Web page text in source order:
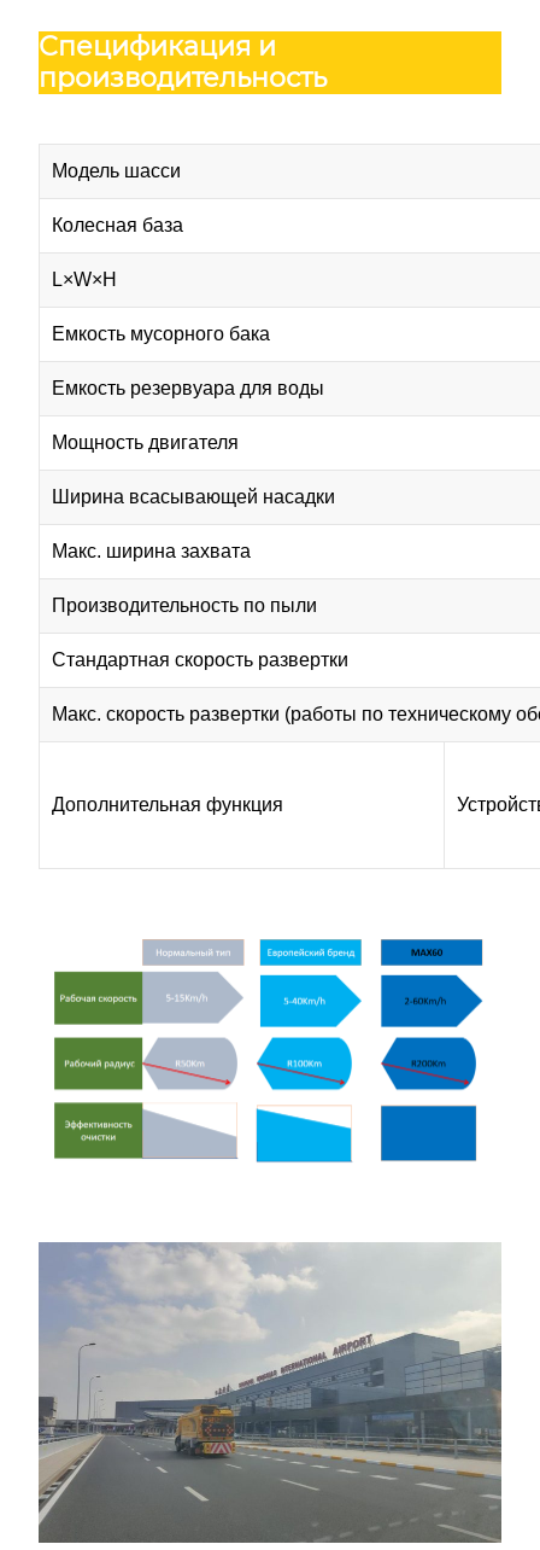
Спецификация и
производительность
Модель шасси
Колесная база
L×W×H
Емкость мусорного бака
Емкость резервуара для воды
Мощность двигателя
Ширина всасывающей насадки
Макс. ширина захвата
Производительность по пыли
Стандартная скорость развертки
Макс. скорость развертки (работы по техническому
Дополнительная функция